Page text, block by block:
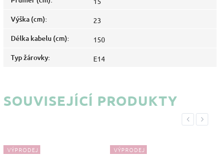
Výška (cm): 23
Délka kabelu (cm): 150
Typ žárovky: E14
SOUVISEJÍCÍ PRODUKTY
Previous
VÝPRODEJ
VÝPRODEJ
Next